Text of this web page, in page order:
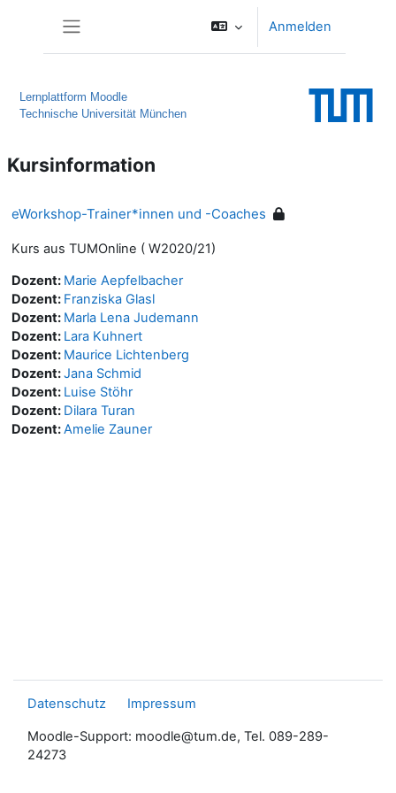
Anmelden
Lernplattform Moodle
Technische Universität München
Kursinformation
eWorkshop-Trainer*innen und -Coaches
Kurs aus TUMOnline ( W2020/21)
Dozent: Marie Aepfelbacher
Dozent: Franziska Glasl
Dozent: Marla Lena Judemann
Dozent: Lara Kuhnert
Dozent: Maurice Lichtenberg
Dozent:Jana Schmid
Dozent: Luise Stöhr
Dozent: Dilara Turan
Dozent:Amelie Zauner
Datenschutz Impressum
Moodle-Support: moodle@tum.de, Tel. 089-289-
24273